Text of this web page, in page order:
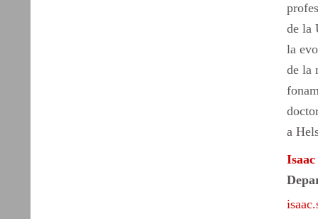
de la
la
de la
a